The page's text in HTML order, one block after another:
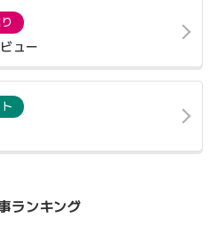
ュー
ランキング